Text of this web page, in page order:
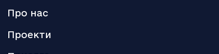
Smart Holding відзвітував про зниження обсягу сплачених
Про нас
Проекти